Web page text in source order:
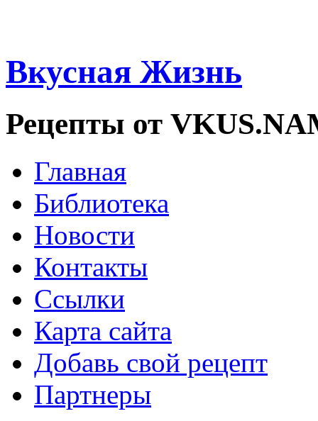
Вкусная Жизнь
Рецепты от
Главная
Библиотека
Новости
Контакты
Ссылки
Карта сайта
Добавь свой рецепт
Партнеры